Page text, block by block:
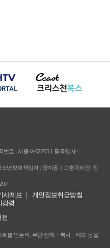
호 : 서울 아02205ㅣ등록일자 :
년보호책임자 : 장지동 | 고충처리인: 장
사제보
개인정보취급방침
강령
전
를 받은바, 무단 전재ㆍ복사ㆍ배포 등을